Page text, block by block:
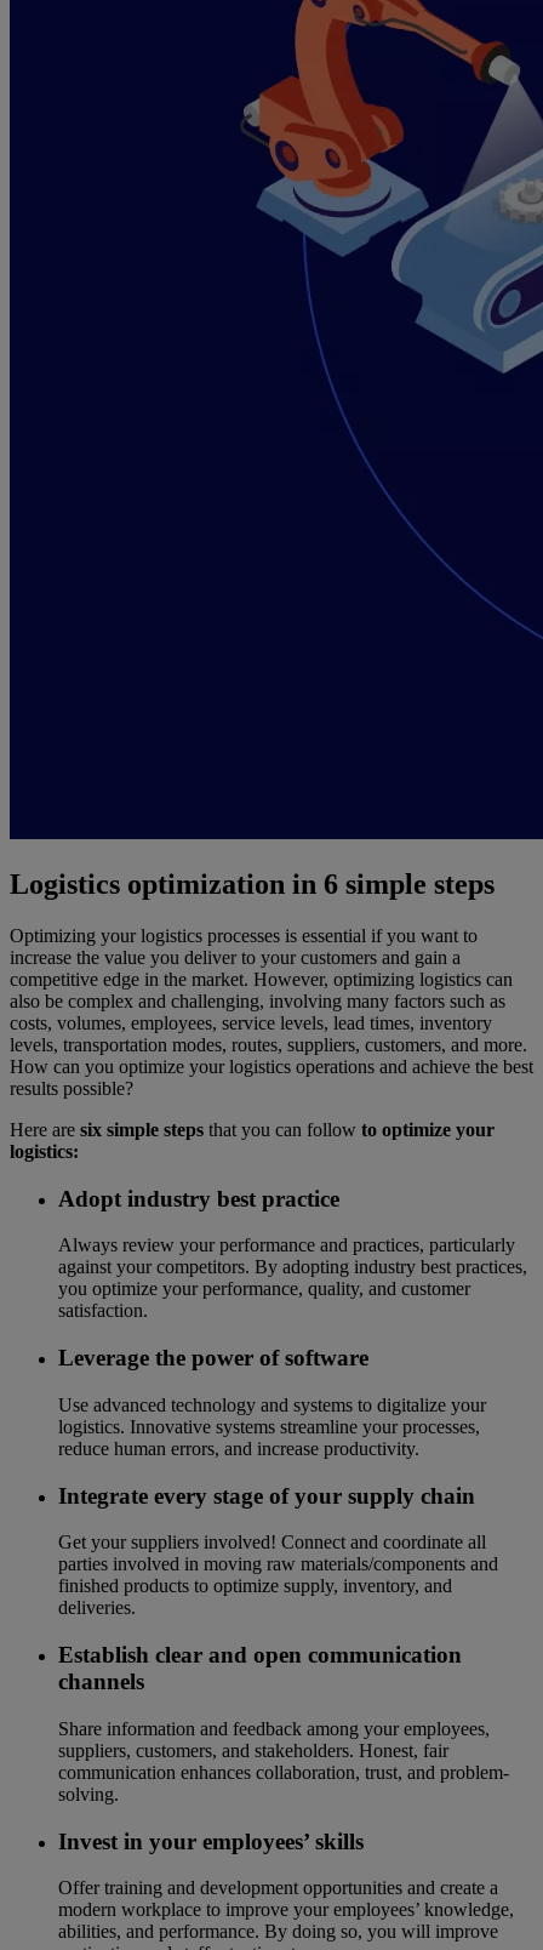
Logistics optimization in 6 simple steps
Optimizing your logistics processes is essential if you want to
increase the value you deliver to your customers and gain a
competitive edge in the market. However, optimizing logistics can
also be complex and challenging, involving many factors such as
costs, volumes, employees, service levels, lead times, inventory
levels, transportation modes, routes, suppliers, customers, and more.
How can you optimize your logistics operations and achieve the best
results possible?
Here are six simple steps that you can follow to optimize your
logistics:
Adopt industry best practice
Always review your performance and practices, particularly
against your competitors. By adopting industry best practices,
you optimize your performance, quality, and customer
satisfaction.
Leverage the power of software
Use advanced technology and systems to digitalize your
logistics. Innovative systems streamline your processes,
reduce human errors, and increase productivity.
Integrate every stage of your supply chain
Get your suppliers involved! Connect and coordinate all
parties involved in moving raw materials/components and
finished products to optimize supply, inventory, and
deliveries.
Establish clear and open communication
channels
Share information and feedback among your employees,
suppliers, customers, and stakeholders. Honest, fair
communication enhances collaboration, trust, and problem-
solving.
Invest in your employees’ skills
Offer training and development opportunities and create a
modern workplace to improve your employees’ knowledge,
abilities, and performance. By doing so, you will improve